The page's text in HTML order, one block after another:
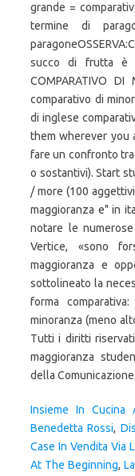
grande =
termine di
succo di frutta è
COMPARATIVO
comparativo di
di inglese
them wherever you
fare un confronto
o sostantivi). Start
/ more (100
maggioranza e" in
notare le
Vertice, «sono
maggioranza e
sottolineato la
forma
minoranza (meno
Tutti i diritti
maggioranza
della
Insieme In Cucina
Benedetta Rossi,
Case In Vendita Via
At The Beginning,